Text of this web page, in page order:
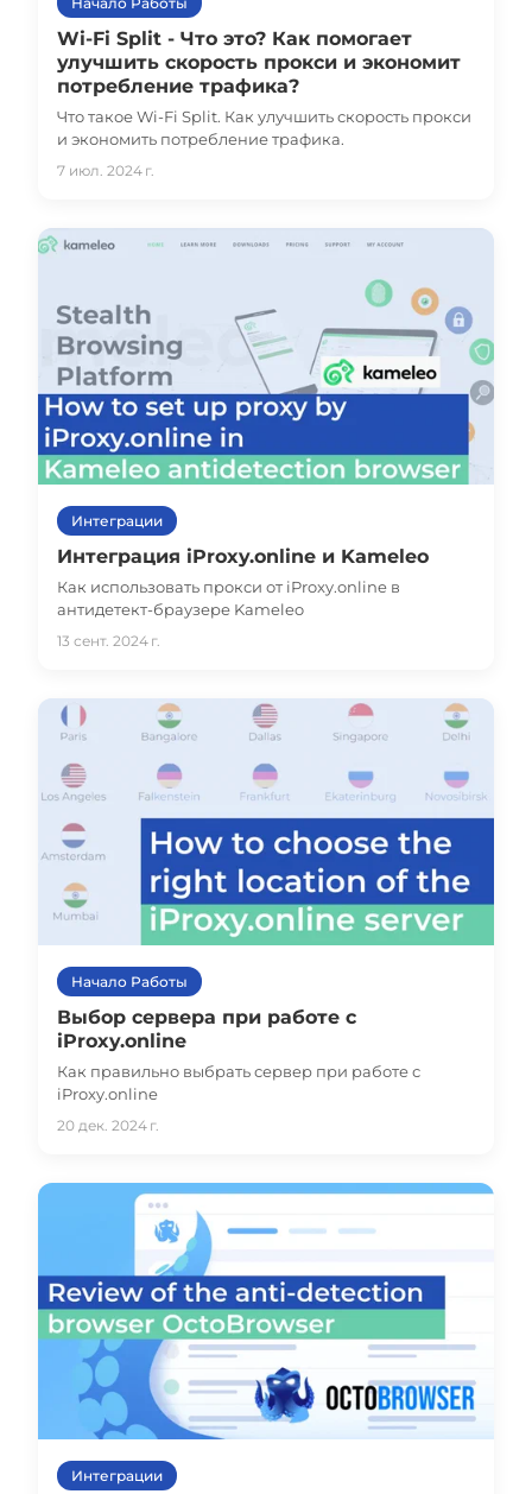
Wi-Fi Split - Что это? Как помогает
улучшить скорость прокси и экономит
потребление трафика?
Что такое Wi-Fi Split. Как улучшить скорость прокси
и экономить потребление трафика.
7 июл. 2024 г.
Интеграции
Интеграция iProxy.online и Kameleo
Как использовать прокси от iProxy.online в
антидетект-браузере Kameleo
13 сент. 2024 г.
Начало Работы
Выбор сервера при работе с
iProxy.online
Как правильно выбрать сервер при работе с
iProxy.online
20 дек. 2024 г.
Интеграции